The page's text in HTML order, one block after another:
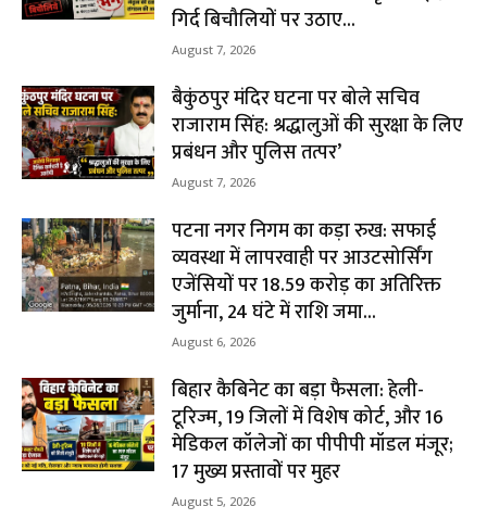
गिर्द बिचौलियों पर उठाए...
August 7, 2026
बैकुंठपुर मंदिर घटना पर बोले सचिव
राजाराम सिंह: श्रद्धालुओं की सुरक्षा के लिए
प्रबंधन और पुलिस तत्पर’
August 7, 2026
पटना नगर निगम का कड़ा रुख: सफाई
व्यवस्था में लापरवाही पर आउटसोर्सिंग
एजेंसियों पर ₹18.59 करोड़ का अतिरिक्त
जुर्माना, 24 घंटे में राशि जमा...
August 6, 2026
बिहार कैबिनेट का बड़ा फैसला: हेली-
टूरिज्म, 19 जिलों में विशेष कोर्ट, और 16
मेडिकल कॉलेजों का पीपीपी मॉडल मंजूर;
17 मुख्य प्रस्तावों पर मुहर
August 5, 2026